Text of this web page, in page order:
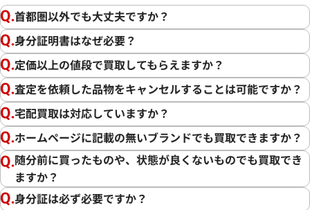
首都圏以外でも大丈夫ですか？
身分証明書はなぜ必要？
定価以上の値段で買取してもらえますか？
査定を依頼した品物をキャンセルすることは可能ですか？
宅配買取は対応していますか？
ホームページに記載の無いブランドでも買取できますか？
随分前に買ったものや、状態が良くないものでも買取でき
ますか？
身分証は必ず必要ですか？